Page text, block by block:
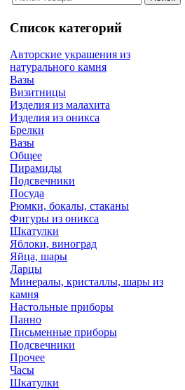
Список категорий
Авторские украшения из
натурального камня
Вазы
Визитницы
Изделия из малахита
Изделия из оникса
Брелки
Вазы
Общее
Пирамиды
Подсвечники
Посуда
Рюмки, бокалы, стаканы
Фигуры из оникса
Шкатулки
Яблоки, виноград
Яйца, шары
Ларцы
Минералы, кристаллы, шары из
камня
Настольные приборы
Панно
Письменные приборы
Подсвечники
Прочее
Часы
Шкатулки